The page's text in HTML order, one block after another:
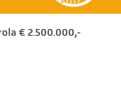
€ 2.500.000,-